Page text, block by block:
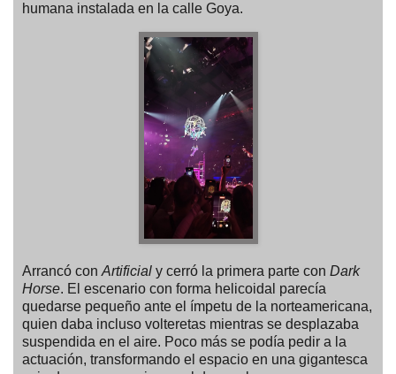
humana instalada en la calle Goya.
Arrancó con Artificial y cerró la primera parte con Dark
Horse. El escenario con forma helicoidal parecía
quedarse pequeño ante el ímpetu de la norteamericana,
quien daba incluso volteretas mientras se desplazaba
suspendida en el aire. Poco más se podía pedir a la
actuación, transformando el espacio en una gigantesca